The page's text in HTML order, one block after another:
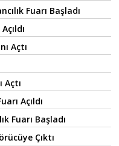
Fuarı Başladı
Açtı
Açtı
Açıldı
Fuarı Başladı
Çıktı